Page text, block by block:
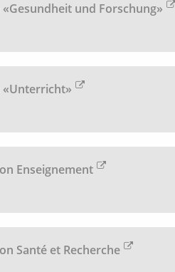
und Forschung»
Enseignement
Santé et Recherche